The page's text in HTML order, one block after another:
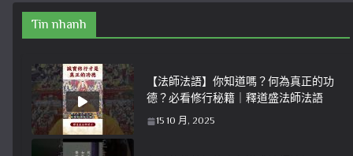
Tin nhanh
【法師法語】你知道嗎？何為真正的功
德？必看修行秘籍｜釋道盛法師法語
15 10 月, 2025